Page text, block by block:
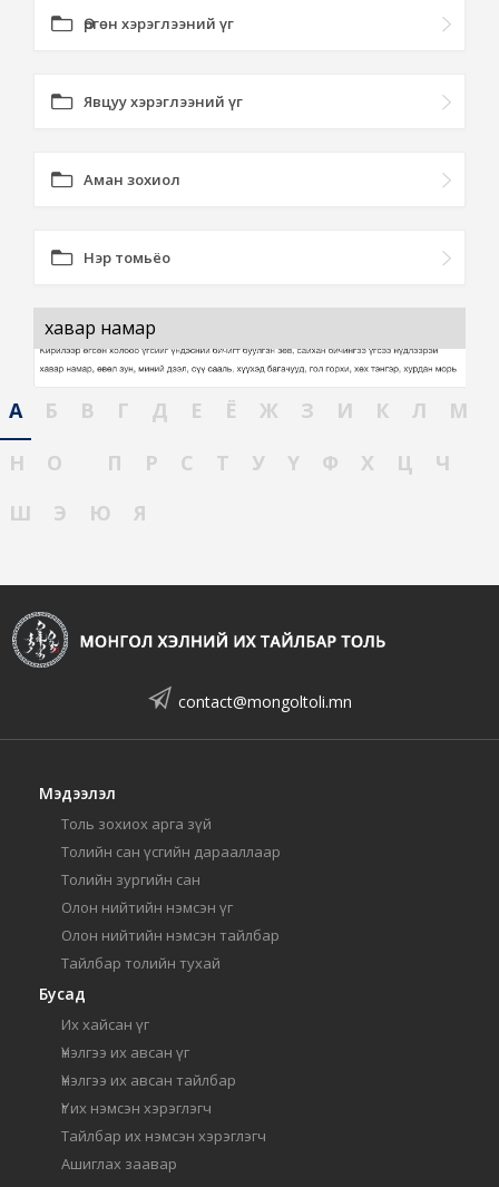
Өргөн хэрэглээний үг
Явцуу хэрэглээний үг
Аман зохиол
Нэр томьёо
хавар намар
А Б В Г Д Е Ё Ж З И К Л
М
Н
О П Р С Т У Ү Ф Х Ц
Ч
Ш
Э Ю Я
contact@mongoltoli.mn
Мэдээлэл
Толь зохиох арга зүй
Толийн сан үсгийн дарааллаар
Толийн зургийн сан
Олон нийтийн нэмсэн үг
Олон нийтийн нэмсэн тайлбар
Тайлбар толийн тухай
Бусад
Их хайсан үг
Үнэлгээ их авсан үг
Үнэлгээ их авсан тайлбар
Үг их нэмсэн хэрэглэгч
Тайлбар их нэмсэн хэрэглэгч
Ашиглах заавар